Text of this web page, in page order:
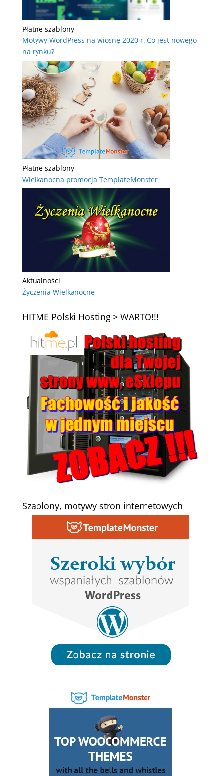
Płatne szablony
Motywy WordPress na wiosnę 2020 r. Co jest nowego
na rynku?
Płatne szablony
Wielkanocna promocja TemplateMonster
Aktualności
Życzenia Wielkanocne
HITME Polski Hosting > WARTO!!!
Szablony, motywy stron internetowych